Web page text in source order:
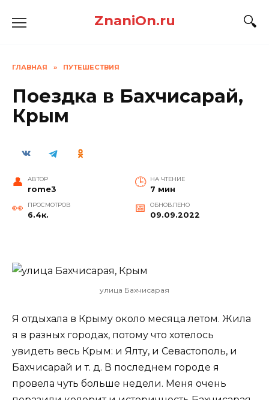
ZnaniOn.ru
ГЛАВНАЯ » ПУТЕШЕСТВИЯ
Поездка в Бахчисарай,
Крым
АВТОР
rome3
НА ЧТЕНИЕ
7 мин
ПРОСМОТРОВ
6.4к.
ОБНОВЛЕНО
09.09.2022
улица Бахчисарая
Я отдыхала в Крыму около месяца летом. Жила
я в разных городах, потому что хотелось
увидеть весь Крым: и Ялту, и Севастополь, и
Бахчисарай и т. д. В последнем городе я
провела чуть больше недели. Меня очень